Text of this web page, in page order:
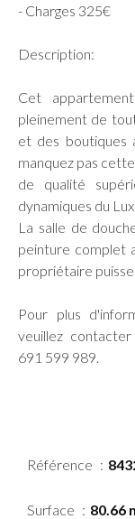
- Charges 325€
Description:
Cet
pleinement de
et des boutiques
manquez pas
de qualité
dynamiques du
La salle de
peinture complet
propriétaire
Pour plus
veuillez
691 599 989.
Référence
Surface 80.66